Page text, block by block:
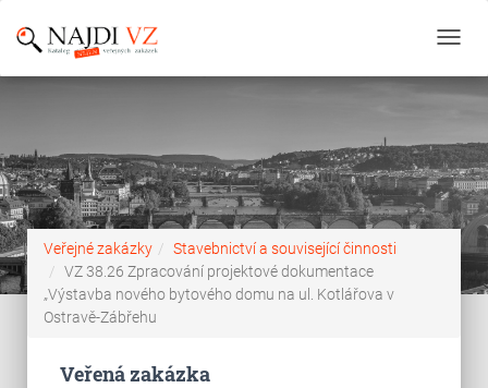
Veřejné zakázky
Stavebnictví a související činnosti
VZ 38.26 Zpracování projektové dokumentace
„Výstavba nového bytového domu na ul. Kotlářova v
Ostravě-Zábřehu
Veřená zakázka